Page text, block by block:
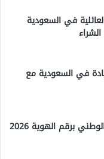
في السعودية
في السعودية مع
الاستعلام عن العنوان الوطني برقم الهوية 2026